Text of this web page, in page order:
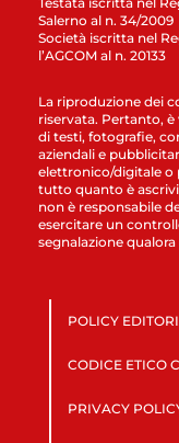
Salerno al n. 34/2009
Società iscritta nel
l’AGCOM al n. 20133
La riproduzione dei
riservata. Pertanto, è
di testi, fotografie,
aziendali e
elettronico/digitale o
tutto quanto è
non è responsabile
esercitare un
segnalazione
POLICY
CODICE ETICO
PRIVACY